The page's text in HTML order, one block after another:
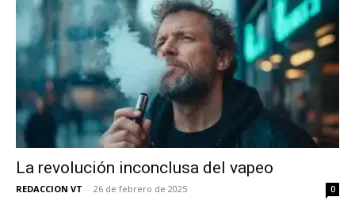
La revolución inconclusa del vapeo
REDACCION VT - 26 de febrero de 2025 0